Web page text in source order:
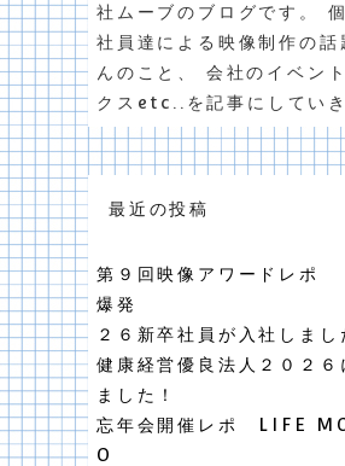
社ムーブのブログです。
社員達による映像制作の話
んのこと、 会社のイベン
クスetc..を記事にしていき
最近の投稿
第９回映像アワードレポ
爆発
２６新卒社員が入社しまし
健康経営優良法人２０２６
ました！
忘年会開催レポ LIFE
O